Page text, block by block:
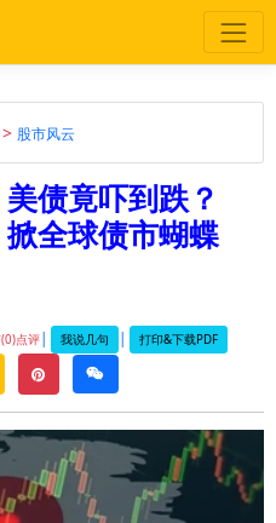
> 股市风云
债竟吓到跌？
全球债市蝴蝶
点评| 我说几句 | 打印&下载PDF
pinterestweixin